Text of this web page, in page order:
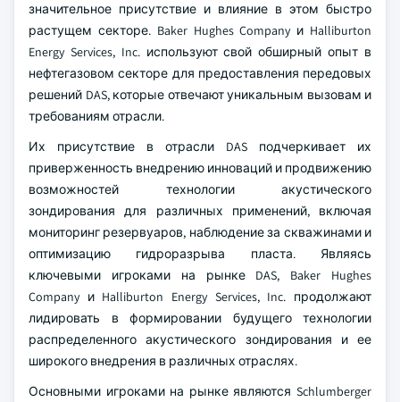
значительное присутствие и влияние в этом быстро
растущем секторе. Baker Hughes Company и Halliburton
Energy Services, Inc. используют свой обширный опыт в
нефтегазовом секторе для предоставления передовых
решений DAS, которые отвечают уникальным вызовам и
требованиям отрасли.
Их присутствие в отрасли DAS подчеркивает их
приверженность внедрению инноваций и продвижению
возможностей технологии акустического
зондирования для различных применений, включая
мониторинг резервуаров, наблюдение за скважинами и
оптимизацию гидроразрыва пласта. Являясь
ключевыми игроками на рынке DAS, Baker Hughes
Company и Halliburton Energy Services, Inc. продолжают
лидировать в формировании будущего технологии
распределенного акустического зондирования и ее
широкого внедрения в различных отраслях.
Основными игроками на рынке являются Schlumberger